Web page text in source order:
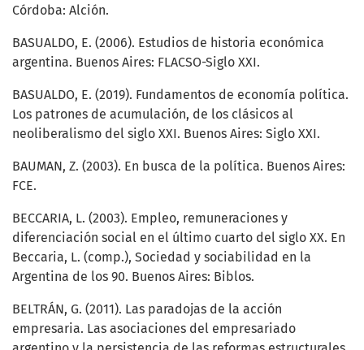
Córdoba: Alción.
BASUALDO, E. (2006). Estudios de historia económica
argentina. Buenos Aires: FLACSO-Siglo XXI.
BASUALDO, E. (2019). Fundamentos de economía política.
Los patrones de acumulación, de los clásicos al
neoliberalismo del siglo XXI. Buenos Aires: Siglo XXI.
BAUMAN, Z. (2003). En busca de la política. Buenos Aires:
FCE.
BECCARIA, L. (2003). Empleo, remuneraciones y
diferenciación social en el último cuarto del siglo XX. En
Beccaria, L. (comp.), Sociedad y sociabilidad en la
Argentina de los 90. Buenos Aires: Biblos.
BELTRÁN, G. (2011). Las paradojas de la acción
empresaria. Las asociaciones del empresariado